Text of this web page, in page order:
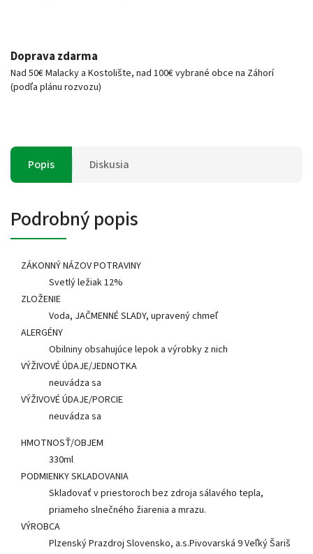
Doprava zdarma
Nad 50€ Malacky a Kostolište, nad 100€ vybrané obce na Záhorí
(podľa plánu rozvozu)
Popis Diskusia
Podrobný popis
ZÁKONNÝ NÁZOV POTRAVINY
Svetlý ležiak 12%
ZLOŽENIE
Voda, JAČMENNÉ SLADY, upravený chmeľ
ALERGÉNY
Obilniny obsahujúce lepok a výrobky z nich
VÝŽIVOVÉ ÚDAJE/JEDNOTKA
neuvádza sa
VÝŽIVOVÉ ÚDAJE/PORCIE
neuvádza sa
HMOTNOSŤ/OBJEM
330ml
PODMIENKY SKLADOVANIA
Skladovať v priestoroch bez zdroja sálavého tepla,
priameho slnečného žiarenia a mrazu.
VÝROBCA
Plzenský Prazdroj Slovensko, a.s.Pivovarská 9 Veľký Šariš